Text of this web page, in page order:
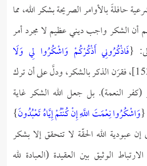
حافلةً بالأوامر الصريحة بشكر الله، مما
أن الشكر واجب ديني عظيم لا مجرد أمر
{فَاذْكُرُونِي أَذْكُرْكُمْ وَاشْكُرُوا لِي وَلَا
} [البقرة: 152]، فقرَن الذكر بالشكر، ودلَّ على أن ترك
(كفر النعمة). بل جعل الله الشكر غاية
{وَاشْكُرُوا نِعْمَتَ اللَّهِ إِنْ كُنْتُمْ إِيَّاهُ تَعْبُدُونَ}
114]، أي إن عبودية الله الحقّة لا تتحقق إلا بشكر
الوثيق بين العقيدة (العبادة لله